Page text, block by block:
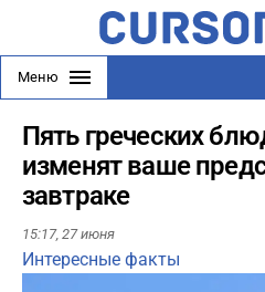
Меню
Пять греческих
изменят ваше
завтраке
15:17, 27 июня
Интересные факты